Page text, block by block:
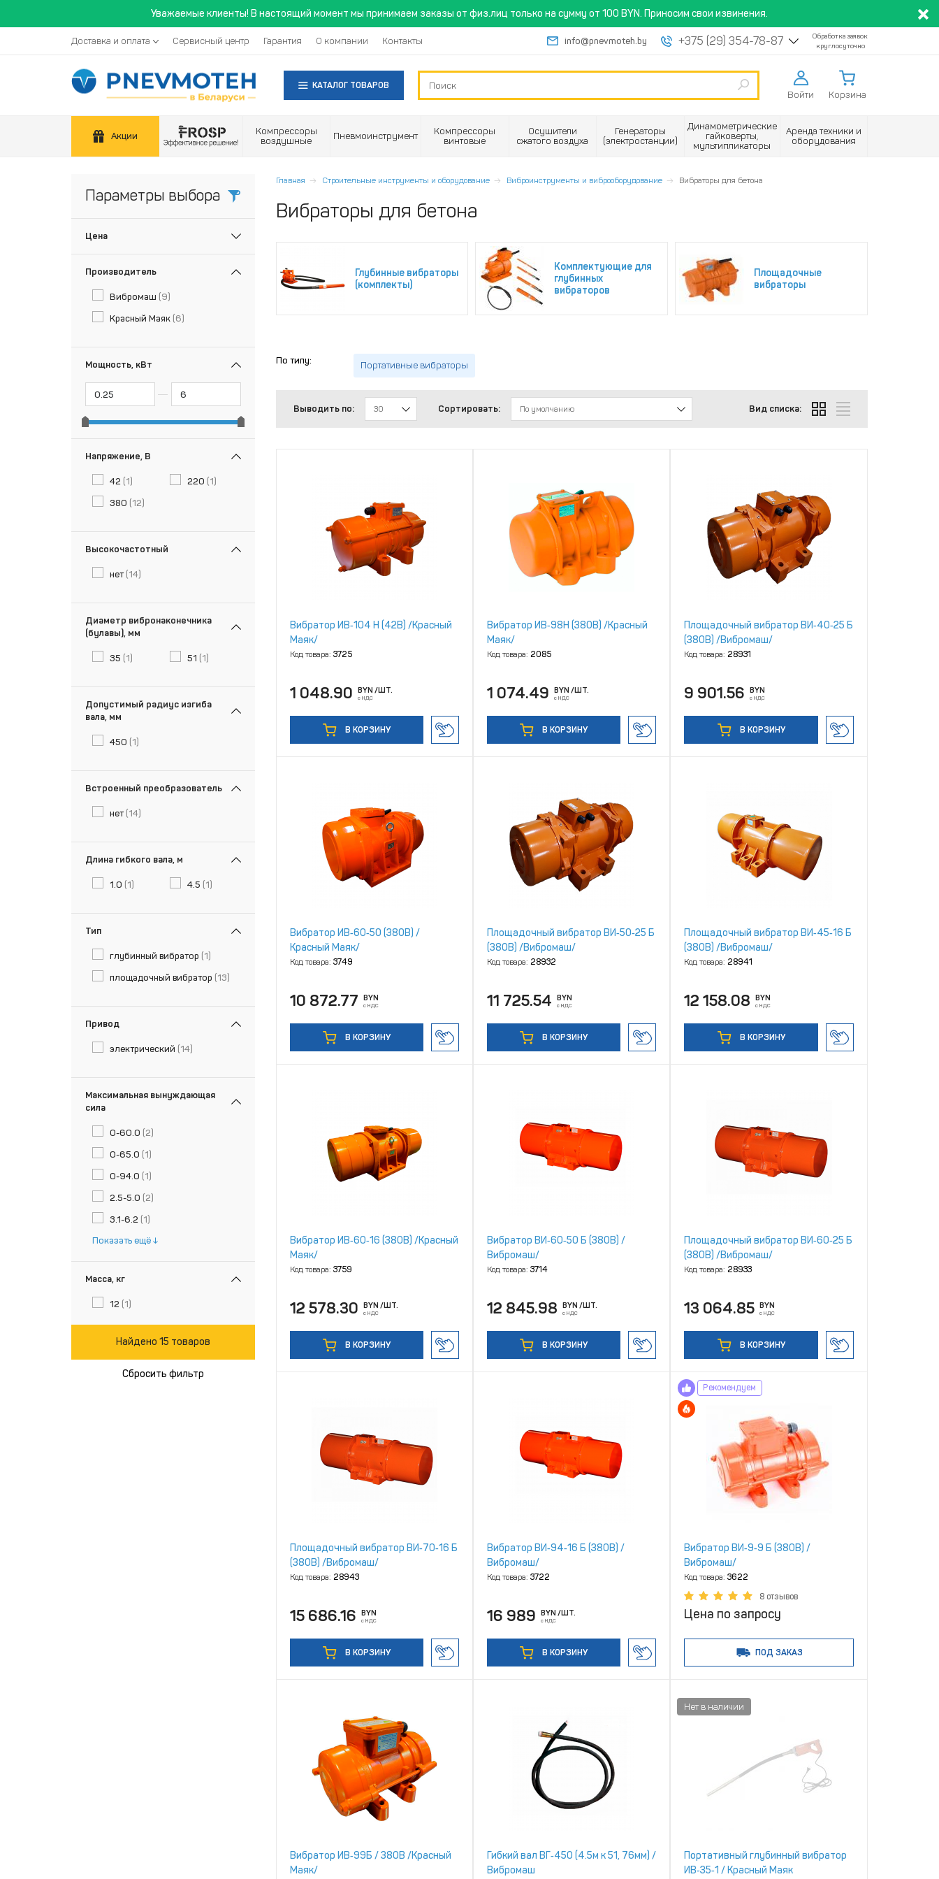
Уважаемые клиенты! В настоящий момент мы принимаем заказы от физ.лиц только на сумму от 100 BYN. Приносим свои извинения.
Доставка и оплата Сервисный центр Гарантия О компании Контакты info@pnevmoteh.by +375 (29) 354-78-87
Обработка заявок
круглосуточно
КАТАЛОГ ТОВАРОВ
Войти Корзина
Акции
Компрессоры
воздушные
Пневмоинструмент
Компрессоры
винтовые
Осушители
сжатого воздуха
Генераторы
(электростанции)
Динамометрические
гайковерты,
мультипликаторы
Аренда техники и
оборудования
Параметры выбора
Цена
Производитель
Вибромаш (9)
Красный Маяк (6)
Мощность, кВт
Напряжение, В
42 (1) 220 (1)
380 (12)
Высокочастотный
нет (14)
Диаметр вибронаконечника
(булавы), мм
35 (1) 51 (1)
Допустимый радиус изгиба
вала, мм
450 (1)
Встроенный преобразователь
нет (14)
Длина гибкого вала, м
1.0 (1) 4.5 (1)
Тип
глубинный вибратор (1)
площадочный вибратор (13)
Привод
электрический (14)
Максимальная вынуждающая
сила
0-60.0 (2)
0-65.0 (1)
0-94.0 (1)
2.5-5.0 (2)
3.1-6.2 (1)
Показать ещё
Масса, кг
12 (1)
Найдено 15 товаров
Сбросить фильтр
Главная Строительные инструменты и оборудование Виброинструменты и виброоборудование Вибраторы для бетона
Вибраторы для бетона
Глубинные вибраторы
(комплекты)
Комплектующие для
глубинных
вибраторов
Площадочные
вибраторы
По типу: Портативные вибраторы
Выводить по: 30 Сортировать: По умолчанию Вид списка:
Вибратор ИВ‑104 Н (42В) /Красный
Маяк/
Код товара: 3725
1 048.90 BYN /ШТ.
с НДС
В КОРЗИНУ
Вибратор ИВ‑98Н (380В) /Красный
Маяк/
Код товара: 2085
1 074.49 BYN /ШТ.
с НДС
В КОРЗИНУ
Площадочный вибратор ВИ‑40‑25 Б
(380В) /Вибромаш/
Код товара:28931
9 901.56 BYN
с НДС
В КОРЗИНУ
Вибратор ИВ‑60‑50 (380В) /
Красный Маяк/
Код товара: 3749
10 872.77 BYN
с НДС
В КОРЗИНУ
Площадочный вибратор ВИ‑50‑25 Б
(380В) /Вибромаш/
Код товара: 28932
11 725.54 BYN
с НДС
В КОРЗИНУ
Площадочный вибратор ВИ‑45‑16 Б
(380В) /Вибромаш/
Код товара:28941
12 158.08 BYN
с НДС
В КОРЗИНУ
Вибратор ИВ‑60‑16 (380В) /Красный
Маяк/
Код товара: 3759
12 578.30 BYN /ШТ.
с НДС
В КОРЗИНУ
Вибратор ВИ‑60‑50 Б (380В) /
Вибромаш/
Код товара: 3714
12 845.98 BYN /ШТ.
с НДС
В КОРЗИНУ
Площадочный вибратор ВИ‑60‑25 Б
(380В) /Вибромаш/
Код товара:28933
13 064.85 BYN
с НДС
В КОРЗИНУ
Площадочный вибратор ВИ‑70‑16 Б
(380В) /Вибромаш/
Код товара: 28943
15 686.16 BYN
с НДС
В КОРЗИНУ
Вибратор ВИ‑94‑16 Б (380В) /
Вибромаш/
Код товара: 3722
16 989 BYN /ШТ.
с НДС
В КОРЗИНУ
Рекомендуем
Вибратор ВИ‑9‑9 Б (380В) /
Вибромаш/
Код товара:3622
8 отзывов
Цена по запросу
ПОД ЗАКАЗ
Вибратор ИВ‑99Б / 380В /Красный
Маяк/
Гибкий вал ВГ‑450 (4.5м к 51, 76мм) /
Вибромаш
Портативный глубинный вибратор
ИВ‑35‑1 / Красный Маяк